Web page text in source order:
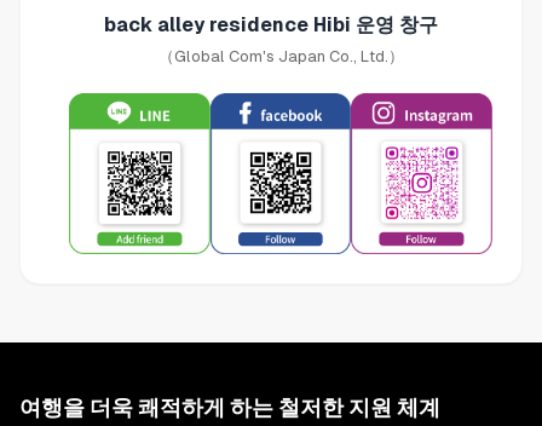
back alley residence Hibi 운영 창구
（Global Com's Japan Co., Ltd.）
여행을 더욱 쾌적하게 하는 철저한 지원 체계